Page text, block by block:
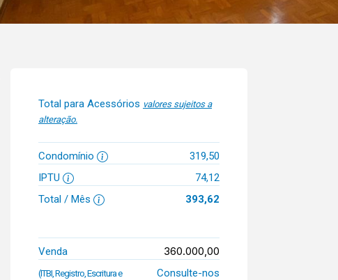
Total para Acessórios valores sujeitos a
alteração.
Condomínio
319,50
IPTU
74,12
Total / Mês
393,62
Venda 360.000,00
(ITBI, Registro, Escritura e
Consulte-nos